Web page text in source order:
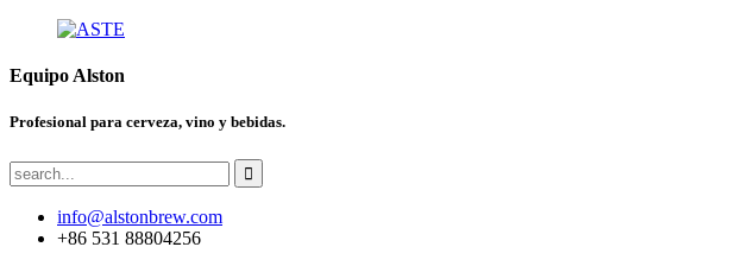
Equipo Alston
Profesional para cerveza, vino y bebidas.
info@alstonbrew.com
+86 531 88804256